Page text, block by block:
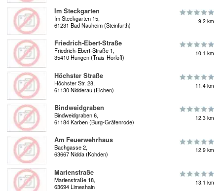
Im Steckgarten
Im Steckgarten 15,
61231 Bad Nauheim (Steinfurth)
9.2 km
Friedrich-Ebert-Straße
Friedrich-Ebert-Straße 1,
35410 Hungen (Trais-Horloff)
10.1 km
Höchster Straße
Höchster Str. 28,
61130 Nidderau (Eichen)
11.4 km
Bindweidgraben
Bindweidgraben 6,
61184 Karben (Burg-Gräfenrode)
12.3 km
Am Feuerwehrhaus
Bachgasse 2,
63667 Nidda (Kohden)
12.9 km
Marienstraße
Marienstraße 18,
63694 Limeshain
13.1 km